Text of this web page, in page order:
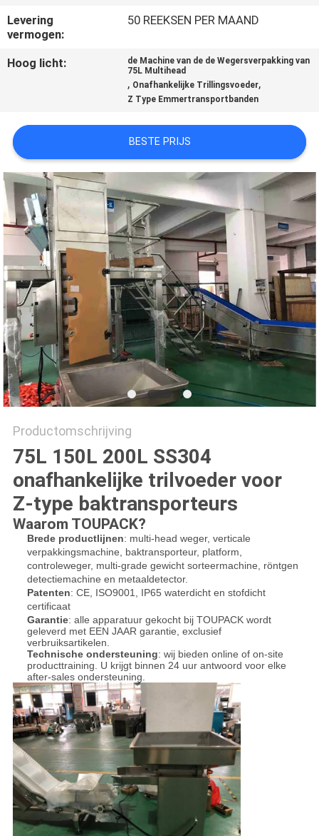
ONS
OP
GEVALLEN
VRAAG
EEN
OFFERTE
SITEMAP
PRIVACYBELEID
Levering
vermogen:
50 REEKSEN PER MAAND
Hoog licht:
de Machine van de de Wegersverpakking van
75L Multihead
, Onafhankelijke Trillingsvoeder,
Z Type Emmertransportbanden
BESTE PRIJS
Productomschrijving
75L 150L 200L SS304
onafhankelijke trilvoeder voor
Z-type baktransporteurs
Waarom TOUPACK?
Brede productlijnen: multi-head weger, verticale
verpakkingsmachine, baktransporteur, platform,
controleweger, multi-grade gewicht sorteermachine, röntgen
detectiemachine en metaaldetector.
Patenten: CE, ISO9001, IP65 waterdicht en stofdicht
certificaat
Garantie: alle apparatuur gekocht bij TOUPACK wordt
geleverd met EEN JAAR garantie, exclusief
verbruiksartikelen.
Technische ondersteuning: wij bieden online of on-site
producttraining. U krijgt binnen 24 uur antwoord voor elke
after-sales ondersteuning.